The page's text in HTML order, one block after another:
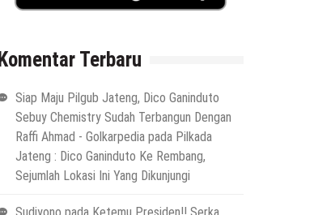
Komentar Terbaru
Siap Maju Pilgub Jateng, Dico Ganinduto
Sebuy Chemistry Sudah Terbangun Dengan
Raffi Ahmad - Golkarpedia pada Pilkada
Jateng : Dico Ganinduto Ke Rembang,
Sejumlah Lokasi Ini Yang Dikunjungi